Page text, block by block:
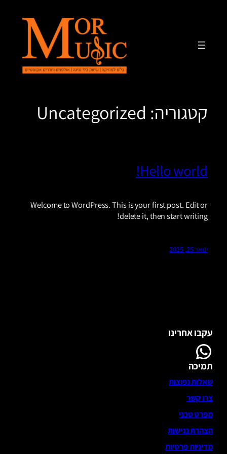
קטגוריה: Uncategorized
Hello world!
Welcome to WordPress. This is your first post. Edit or
delete it, then start writing!
ינואר 25, 2025
תמיכה
שאלות נפוצות
צרו קשר
מפרט טכני
הצהרת נגישות
מדיניות פרטיות
עקבו אחרינו
WhatsApp